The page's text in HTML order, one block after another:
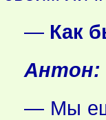
— Как
Антон:
— Мы